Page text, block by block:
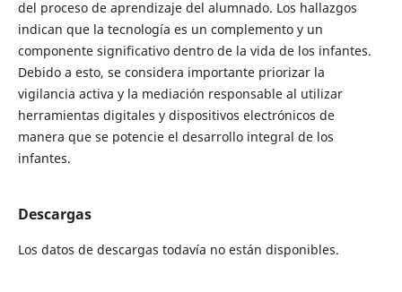
del proceso de aprendizaje del alumnado. Los hallazgos
indican que la tecnología es un complemento y un
componente significativo dentro de la vida de los infantes.
Debido a esto, se considera importante priorizar la
vigilancia activa y la mediación responsable al utilizar
herramientas digitales y dispositivos electrónicos de
manera que se potencie el desarrollo integral de los
infantes.
Descargas
Los datos de descargas todavía no están disponibles.